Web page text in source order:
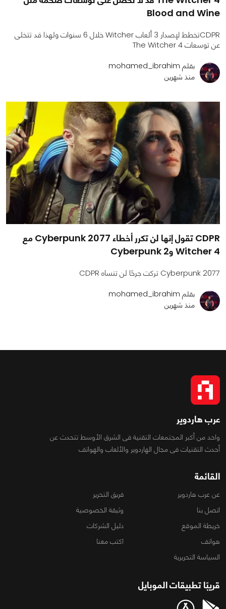
Blood and Wine
CDPRتخطط لإصدار 3 ألعاب Witcher خلال 6 سنوات ولهذا قد تتخلى
عن توسعات The Witcher 4
بقلم mohamed_ibrahim
منذ شهرين
CDPR تقول إنها لن تكرر أخطاء Cyberpunk 2077 مع
Witcher 4 وCyberpunk 2
Cyberpunk 2077 تركت جرحًا لن تنساه CDPR
بقلم mohamed_ibrahim
منذ شهرين
عرب هاردوير
واحد من أكبر المجتمعات التقنية فى الشرق الأوسط تتحدث عن
أحدث التقنيات فى مجال الهاردوير والألعاب والهواتف
القائمة
عن عرب هاردوير
فريق التحرير
اتصل بنا
وثيقة الخصوصية
خريطة الموقع
دليل الشركات
هواتف
اكتب معنا
السياسة التحريرية
قريبًا تطبيقات الموبايل